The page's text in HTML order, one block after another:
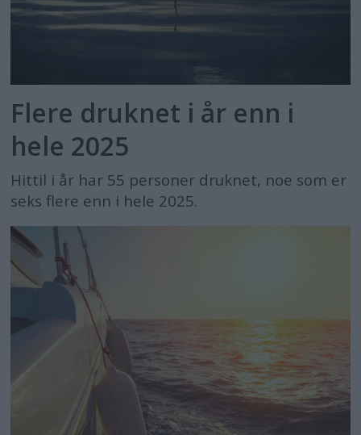
Flere druknet i år enn i
hele 2025
Hittil i år har 55 personer druknet, noe som er
seks flere enn i hele 2025.